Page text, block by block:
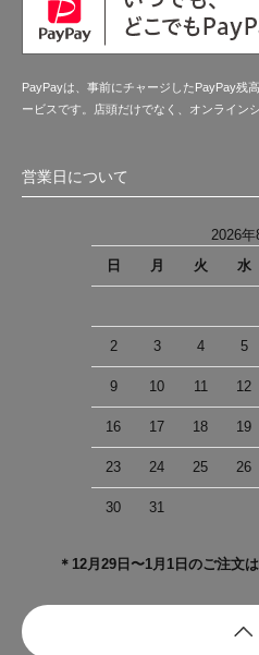
PayPayは、事前にチャージしたPayPay残
ービスです。店頭だけでなく、オンライン
営業日について
2026年
日
月 火 水
2 3 4 5
9 10 11 12
16 17 18 19
23 24 25 26
30 31
＊12月29日〜1月1日のご注文